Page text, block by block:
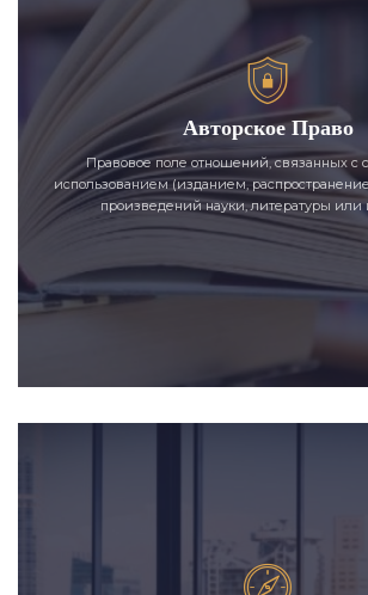
Авторское Право
Правовое поле отношений, связанных с
использованием (изданием,
произведений науки, литературы или